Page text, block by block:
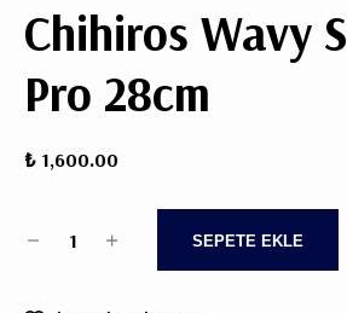
Chihiros Wavy
Pro 28cm
₺ 1,600.00
1 SEPETE EKLE